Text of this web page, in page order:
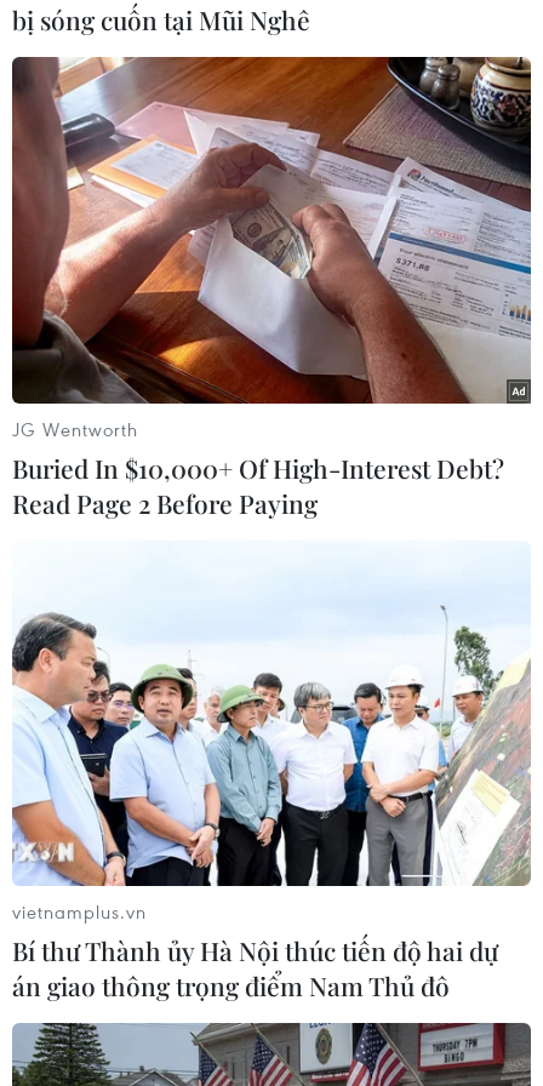
làm việc tại 40 quốc gia trên khắp thế giới./.
(TTXVN/Vietnam+)
Theo dõi VietnamPlus
TIN LIÊN QUAN
bị sóng cuốn tại Mũi Nghê
JG Wentworth
Buried In $10,000+ Of High-Interest Debt?
Read Page 2 Before Paying
vietnamplus.vn
Bí thư Thành ủy Hà Nội thúc tiến độ hai dự
án giao thông trọng điểm Nam Thủ đô